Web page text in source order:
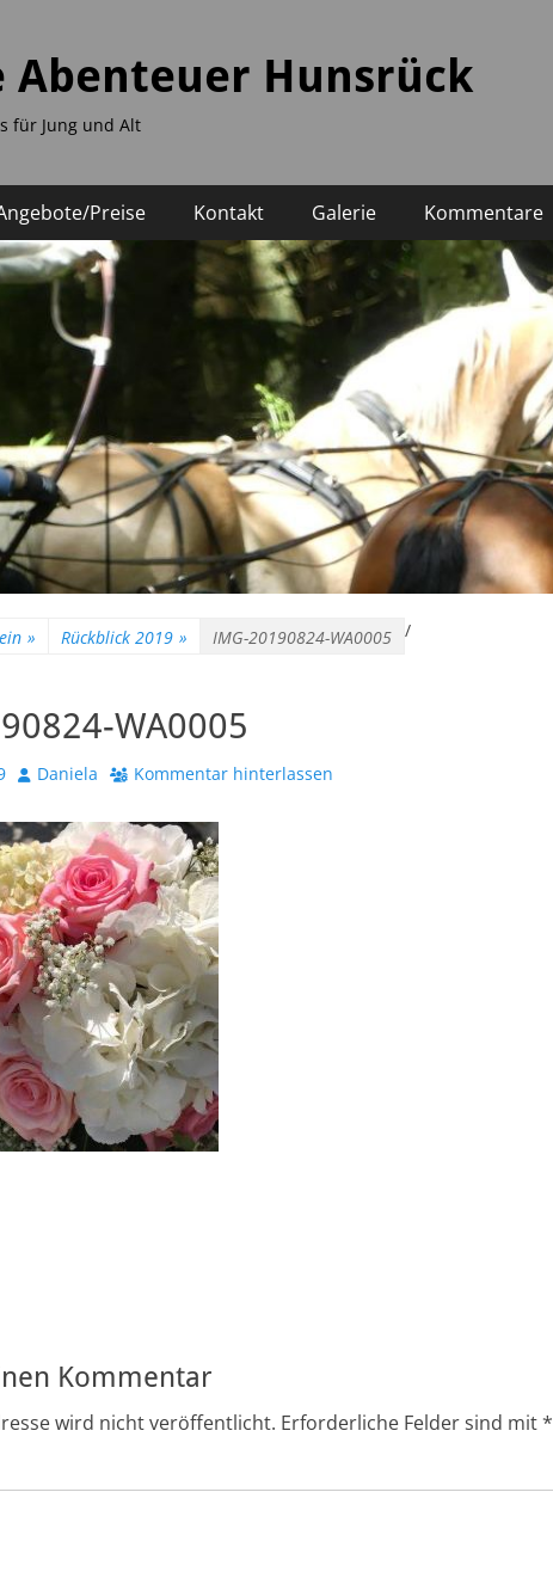
Abenteuer Hunsrück
für Jung und Alt
Preise Kontakt Galerie Kommentare
» /
Rückblick 2019 » IMG-20190824-WA0005
WA0005
AutorDaniela Kommentar hinterlassen
Kommentar
wird nicht veröffentlicht. Erforderliche Felder sind mit*